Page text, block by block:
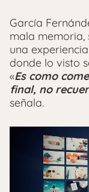
García
mala memoria,
una
donde lo visto
«Es como
final, no
señala.